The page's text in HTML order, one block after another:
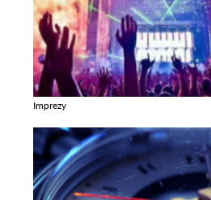
Imprezy